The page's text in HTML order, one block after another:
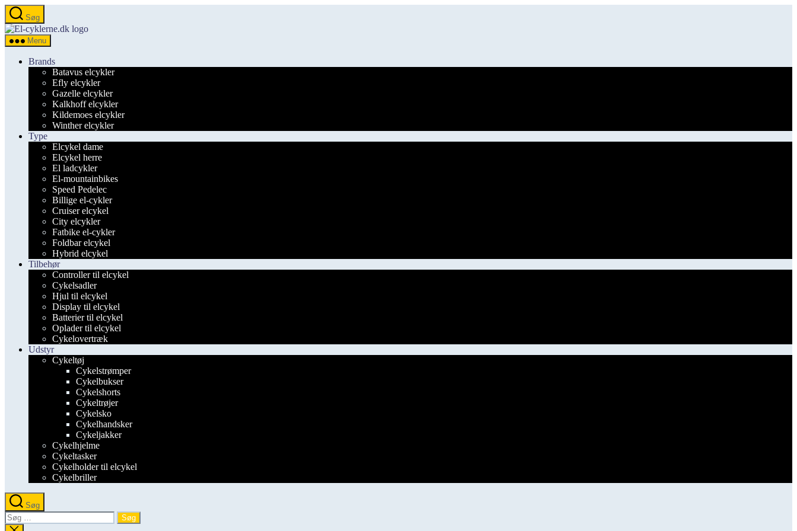
Spring
til
indholdet
Søg
el-
Menu
Brands
Batavus elcykler
Efly elcykler
Gazelle elcykler
Kalkhoff elcykler
Kildemoes elcykler
Winther elcykler
Type
Elcykel dame
Elcykel herre
El ladcykler
El-mountainbikes
Speed Pedelec
Billige el-cykler
Cruiser elcykel
City elcykler
Fatbike el-cykler
Foldbar elcykel
Hybrid elcykel
Tilbehør
Controller til elcykel
Cykelsadler
Hjul til elcykel
Display til elcykel
Batterier til elcykel
Oplader til elcykel
Cykelovertræk
Udstyr
Cykeltøj
Cykelstrømper
Cykelbukser
Cykelshorts
Cykeltrøjer
Cykelsko
Cykelhandsker
Cykeljakker
Cykelhjelme
Cykeltasker
Cykelholder til elcykel
Cykelbriller
Søg
Søg
efter: